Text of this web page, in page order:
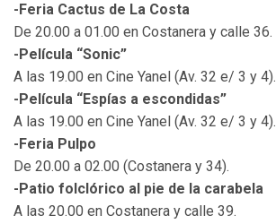
-Feria Cactus de La Costa
De 20.00 a 01.00 en Costanera y calle 36.
-Película “Sonic”
A las 19.00 en Cine Yanel (Av. 32 e/ 3 y 4).
-Película “Espías a escondidas”
A las 19.00 en Cine Yanel (Av. 32 e/ 3 y 4).
-Feria Pulpo
De 20.00 a 02.00 (Costanera y 34).
-Patio folclórico al pie de la carabela
A las 20.00 en Costanera y calle 39.